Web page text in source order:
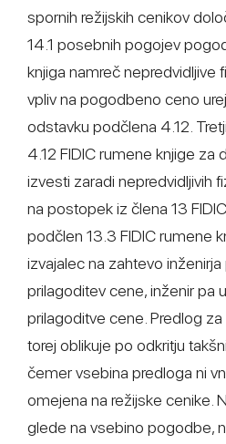
spornih režijskih cenikov
14.1 posebnih pogojev
knjiga namreč nepredvidljive
vpliv na pogodbeno ceno
odstavku podčlena 4.12.
4.12 FIDIC rumene knjige za
izvesti zaradi nepredvidljivih
na postopek iz člena 13
podčlen 13.3 FIDIC rumene
izvajalec na zahtevo
prilagoditev cene, inženir pa
prilagoditve cene. Predlog
torej oblikuje po odkritju
čemer vsebina predloga ni
omejena na režijske cenike.
glede na vsebino pogodbe,